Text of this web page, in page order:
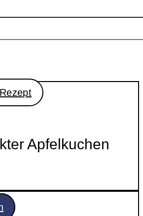
Apfelkuchen